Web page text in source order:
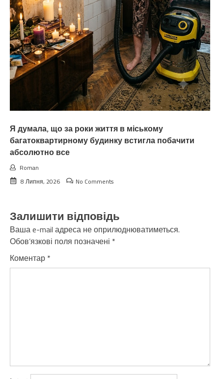
Я думала, що за роки життя в міському
багатоквартирному будинку встигла побачити
абсолютно все
Roman
8 Липня, 2026
No Comments
Залишити відповідь
Ваша e-mail адреса не оприлюднюватиметься.
Обов’язкові поля позначені *
Коментар *